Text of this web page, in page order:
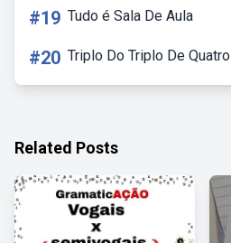
#19 Tudo é Sala De Aula
#20 Triplo Do Triplo De Quatro
Related Posts